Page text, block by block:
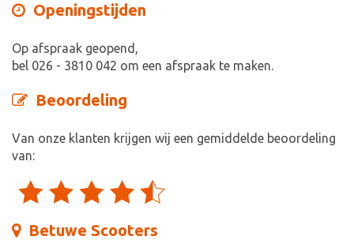
Openingstijden
Op afspraak geopend,
bel 026 - 3810 042 om een afspraak te maken.
Beoordeling
Van onze klanten krijgen wij een gemiddelde beoordeling
van:
Betuwe Scooters